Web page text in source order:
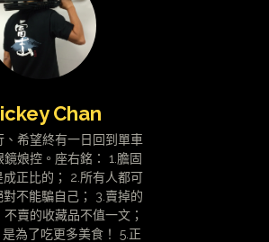
Chan
、希望終有一日回到單車
鏡娘控。座右銘： 1.膽固
成正比的； 2.所有人都可
不能騙自己； 3.賣掉的
賣的收藏品不值一文；
為了吃更多美食！ 5.正